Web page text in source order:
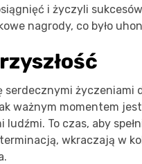
i życzyli
nagrody, co było
serdecznymi
ważnym momentem
ludźmi. To czas, aby
wkraczają w